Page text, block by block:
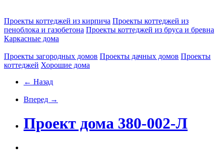
Проекты коттеджей из кирпича Проекты коттеджей из
пеноблока и газобетона Проекты коттеджей из бруса и бревна
Каркасные дома
Проекты загородных домов Проекты дачных домов Проекты
коттеджей Хорошие дома
← Назад
Вперед →
Проект дома 380-002-Л